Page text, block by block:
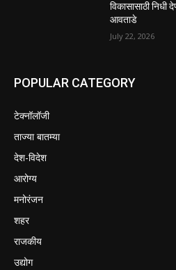
विकासासाठी
आवताडे
July 22, 2026
POPULAR CATEGORY
टेक्नॉलॉजी
ताज्या बातम्या
देश-विदेश
आरोग्य
मनोरंजन
शहर
राजकीय
उद्योग